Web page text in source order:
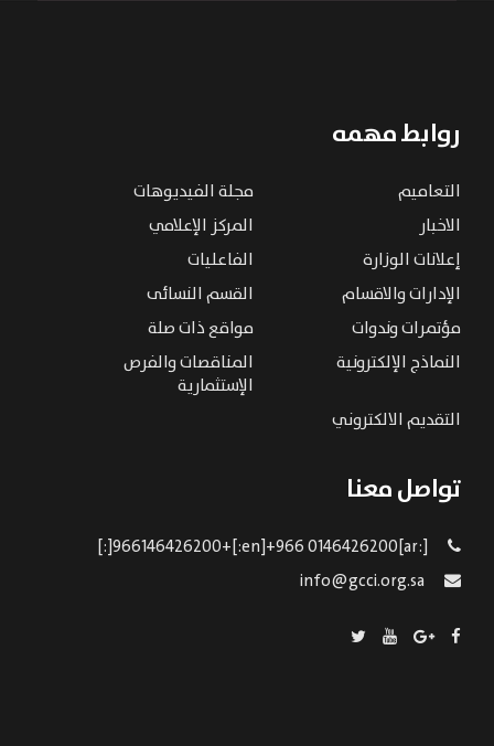
روابط مهمه
التعاميم
مجلة الفيديوهات
الاخبار
المركز الإعلامي
إعلانات الوزارة
الفاعليات
الإدارات والاقسام
القسم النسائى
مؤتمرات وندوات
مواقع ذات صلة
النماذج الإلكترونية
المناقصات والفرص
الإستثمارية
التقديم الالكتروني
تواصل معنا
[:ar]966146426200+[:en]+966 0146426200[:]